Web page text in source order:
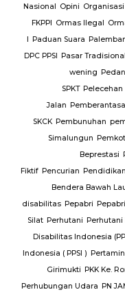
Nasional Opini Organisasi
FKPPI Ormas Ilegal
I Paduan Suara
DPC PPSI Pasar
wening
SPKT Pelecehan
Jalan
SKCK Pembunuhan
Simalungun
Beprestasi
Fiktif Pencurian Pendidikan
Bendera Bawah
disabilitas Pepabri
Silat Perhutani
Disabilitas Indonesia
Indonesia ( PPSI )
Girimukti PKK Ke.
Perhubungan Udara PN